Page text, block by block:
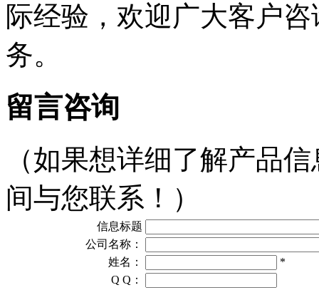
际经验，欢迎广大客户
务。
留言咨询
（如果想详细了解产品
间与您联系！）
信息标题
公司名称：
姓名：
*
Q Q：